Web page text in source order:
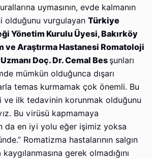
uymasının, evde kalmanın
olduğunu vurgulayan Türkiye
Yönetim Kurulu Üyesi, Bakırköy
ve Araştırma Hastanesi Romatoloji
Doç. Dr. Cemal Bes şunları
mümkün olduğunca dışarı
temas kurmamak çok önemli. Bu
ve ilk tedavinin korunmak olduğunu
Bu virüsü kapmamaya
da en iyi yolu eğer işimiz yoksa
Romatizma hastalarının salgın
gerek olmadığını